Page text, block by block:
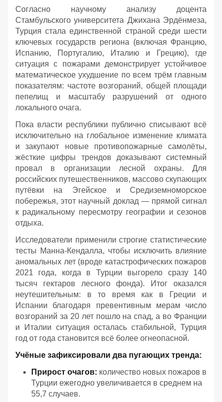
Согласно научному анализу доцента
Стамбульского университета Джихана Эрдёнмеза,
Турция стала единственной страной среди шести
ключевых государств региона (включая Францию,
Испанию, Португалию, Италию и Грецию), где
ситуация с пожарами демонстрирует устойчивое
математическое ухудшение по всем трём главным
показателям: частоте возгораний, общей площади
пепелищ и масштабу разрушений от одного
локального очага.
Пока власти республики публично списывают всё
исключительно на глобальное изменение климата
и закупают новые противопожарные самолёты,
жёсткие цифры трендов доказывают системный
провал в организации лесной охраны. Для
российских путешественников, массово скупающих
путёвки на Эгейское и Средиземноморское
побережья, этот научный доклад — прямой сигнал
к радикальному пересмотру географии и сезонов
отдыха.
Исследователи применили строгие статистические
тесты Манна-Кендалла, чтобы исключить влияние
аномальных лет (вроде катастрофических пожаров
2021 года, когда в Турции выгорело сразу 140
тысяч гектаров лесного фонда). Итог оказался
неутешительным: в то время как в Греции и
Испании благодаря превентивным мерам число
возгораний за 20 лет пошло на спад, а во Франции
и Италии ситуация осталась стабильной, Турция
год от года становится всё более огнеопасной.
Учёные зафиксировали два пугающих тренда:
Прирост очагов: количество новых пожаров в
Турции ежегодно увеличивается в среднем на
55,7 случаев.